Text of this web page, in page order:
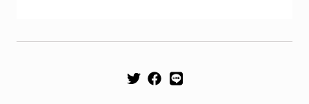
harmoe Remix EP 2026年4月22日（水）発売決定！